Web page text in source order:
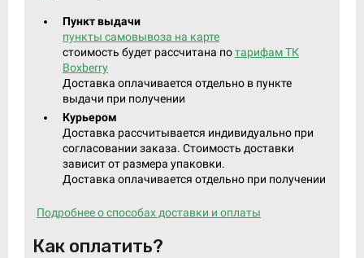
Пункт выдачи
пункты самовывоза на карте
стоимость будет рассчитана потарифам ТК
Boxberry
Доставка оплачивается отдельно в пункте
выдачи при получении
Курьером
Доставка рассчитывается индивидуально при
согласовании заказа. Стоимость доставки
зависит от размера упаковки.
Доставка оплачивается отдельно при получении
Подробнее о способах доставки и оплаты
Как оплатить?